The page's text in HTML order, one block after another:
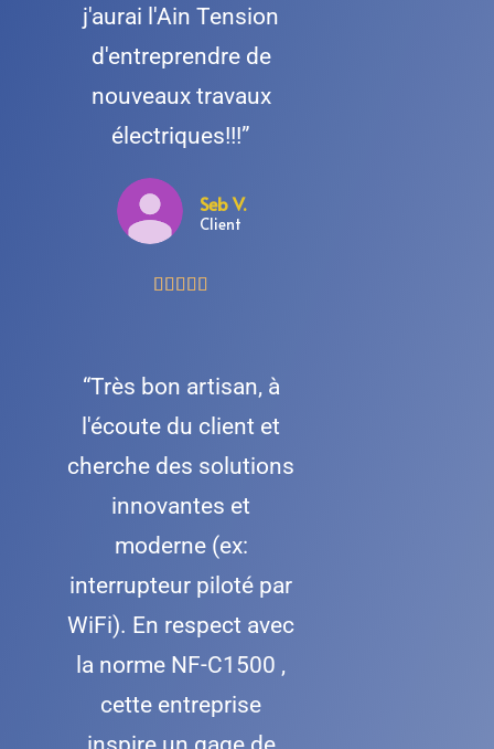
j'aurai l'Ain Tension
d'entreprendre de
nouveaux travaux
électriques!!!”
Seb V.
Client
    
“Très bon artisan, à
l'écoute du client et
cherche des solutions
innovantes et
moderne (ex:
interrupteur piloté par
WiFi). En respect avec
la norme NF-C1500 ,
cette entreprise